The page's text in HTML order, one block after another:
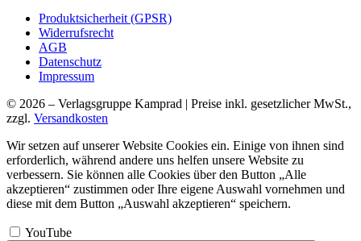
Produktsicherheit (GPSR)
Widerrufsrecht
AGB
Datenschutz
Impressum
© 2026 – Verlagsgruppe Kamprad | Preise inkl. gesetzlicher MwSt.,
zzgl. Versandkosten
Wir setzen auf unserer Website Cookies ein. Einige von ihnen sind
erforderlich, während andere uns helfen unsere Website zu
verbessern. Sie können alle Cookies über den Button „Alle
akzeptieren“ zustimmen oder Ihre eigene Auswahl vornehmen und
diese mit dem Button „Auswahl akzeptieren“ speichern.
YouTube